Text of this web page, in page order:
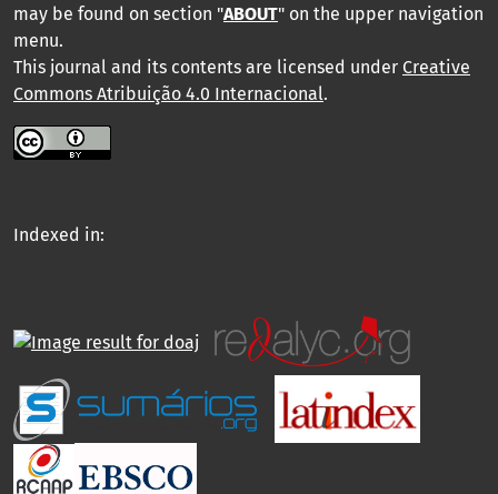
may be found on section "ABOUT" on the upper navigation
menu.
This journal and its contents are licensed under Creative
Commons Atribuição 4.0 Internacional.
Indexed in: